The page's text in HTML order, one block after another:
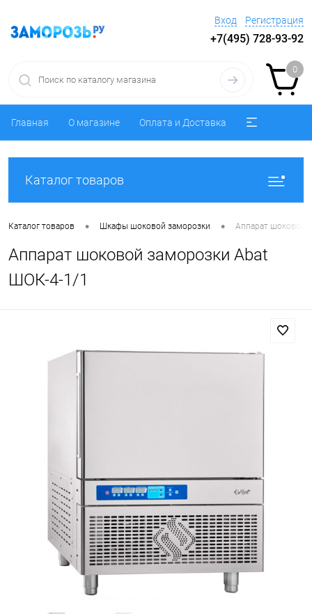
Вход Регистрация
+7(495) 728-93-92
0
Главная О магазине Оплата и Доставка
Каталог товаров
Каталог товаров • Шкафы шоковой заморозки • Аппарат шоковой
Аппарат шоковой заморозки Abat
ШОК-4-1/1